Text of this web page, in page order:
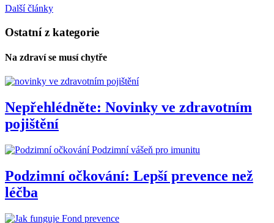
Další články
Ostatní z kategorie
Na zdraví se musí chytře
Nepřehlédněte: Novinky ve zdravotním
pojištění
Podzimní vášeň pro imunitu
Podzimní očkování: Lepší prevence než
léčba